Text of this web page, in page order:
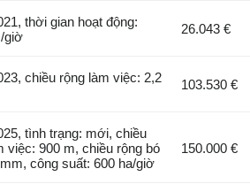
thời gian hoạt động:
giờ
26.043 €
chiều rộng làm việc: 2,2
103.530 €
tình trạng: mới, chiều
việc: 900 m, chiều rộng bó
công suất: 600 ha/giờ
150.000 €